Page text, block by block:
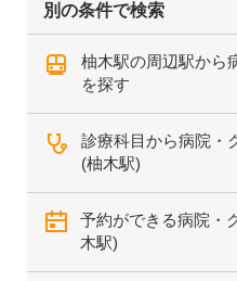
別の条件で検索
柚木駅の周辺駅から
を探す
診療科目から病院・
(柚木駅)
予約ができる病院・
木駅)